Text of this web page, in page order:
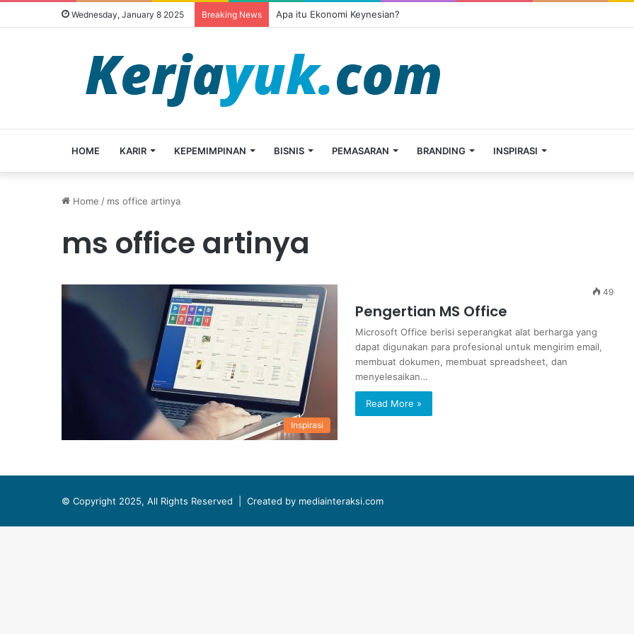
Wednesday, January 8 2025 Breaking News Apa itu Ekonomi Keynesian?
HOME KARIR KEPEMIMPINAN BISNIS PEMASARAN BRANDING INSPIRASI
Home / ms office artinya
ms office artinya
Inspirasi
49
Pengertian MS Office
Microsoft Office berisi seperangkat alat berharga yang
dapat digunakan para profesional untuk mengirim email,
membuat dokumen, membuat spreadsheet, dan
menyelesaikan…
Read More »
© Copyright 2025, All Rights Reserved | Created by mediainteraksi.com